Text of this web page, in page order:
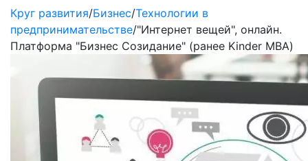
Круг развития/Бизнес/Технологии в
предпринимательстве/"Интернет вещей", онлайн.
Платформа "Бизнес Созидание" (ранее Kinder MBA)